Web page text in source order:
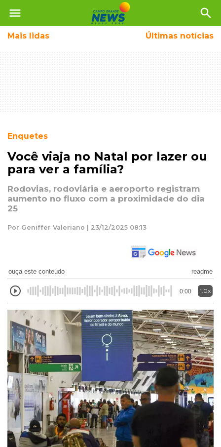
menu search
Mais lidas Últimas notícias
Enquetes
Você viaja no Natal por lazer ou
para ver a família?
Rodovias, rodoviária e aeroporto registram
aumento no fluxo com a proximidade do dia
25
Por Geniffer Valeriano | 23/12/2025 08:13
ouça este conteúdo readme
0:00 1.0x